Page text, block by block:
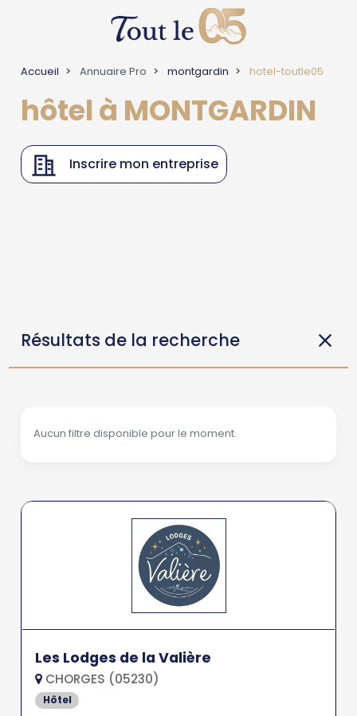
Accueil Annuaire Pro montgardin hotel-toutle05
hôtel à MONTGARDIN
Inscrire mon entreprise
Résultats de la recherche
Aucun filtre disponible pour le moment.
Les Lodges de la Valière
CHORGES (05230)
Hôtel